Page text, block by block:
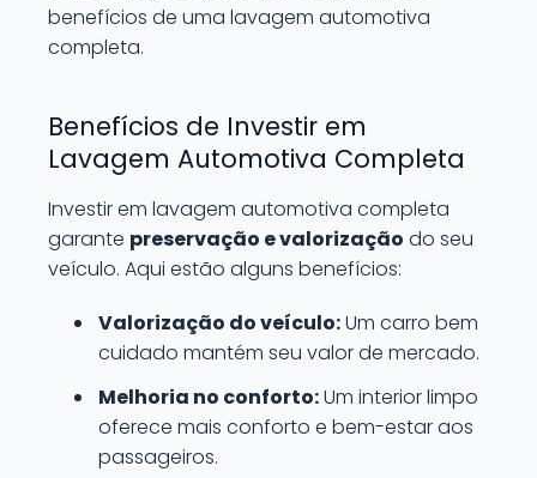
benefícios de uma lavagem automotiva
completa.
Benefícios de Investir em
Lavagem Automotiva Completa
Investir em lavagem automotiva completa
garante preservação e valorização do seu
veículo. Aqui estão alguns benefícios:
Valorização do veículo:Um carro bem
cuidado mantém seu valor de mercado.
Melhoria no conforto:Um interior limpo
oferece mais conforto e bem-estar aos
passageiros.